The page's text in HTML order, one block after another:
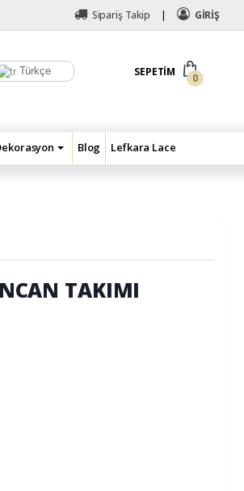
Sipariş Takip GİRİŞ
Türkçe SEPETIM
0
Blog Lefkara Lace
TAKIMI